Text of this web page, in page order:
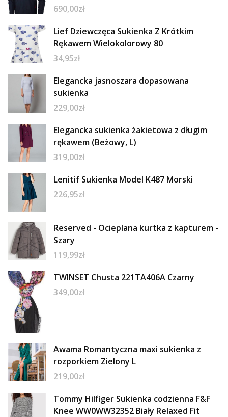
690,00zł
Lief Dziewczęca Sukienka Z Krótkim
Rękawem Wielokolorowy 80
34,95zł
Elegancka jasnoszara dopasowana
sukienka
229,00zł
Elegancka sukienka żakietowa z długim
rękawem (Beżowy, L)
319,00zł
Lenitif Sukienka Model K487 Morski
226,95zł
Reserved - Ocieplana kurtka z kapturem -
Szary
119,99zł
TWINSET Chusta 221TA406A Czarny
349,00zł
Awama Romantyczna maxi sukienka z
rozporkiem Zielony L
219,00zł
Tommy Hilfiger Sukienka codzienna F&F
Knee WW0WW32352 Biały Relaxed Fit